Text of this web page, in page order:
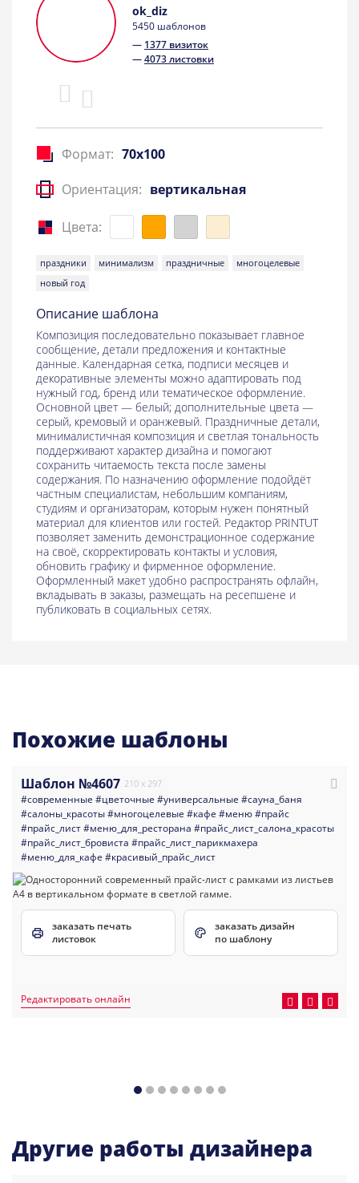
ok_diz
5450 шаблонов
— 1377 визиток
—4073 листовки
Формат: 70x100
Ориентация: вертикальная
Цвета:
праздники минимализм праздничные
многоцелевые
новый год
Описание шаблона
Композиция последовательно показывает главное
сообщение, детали предложения и контактные
данные. Календарная сетка, подписи месяцев и
декоративные элементы можно адаптировать под
нужный год, бренд или тематическое оформление.
Основной цвет — белый; дополнительные цвета —
серый, кремовый и оранжевый. Праздничные детали,
минималистичная композиция и светлая тональность
поддерживают характер дизайна и помогают
сохранить читаемость текста после замены
содержания. По назначению оформление подойдёт
частным специалистам, небольшим компаниям,
студиям и организаторам, которым нужен понятный
материал для клиентов или гостей. Редактор PRINTUT
позволяет заменить демонстрационное содержание
на своё, скорректировать контакты и условия,
обновить графику и фирменное оформление.
Оформленный макет удобно распространять офлайн,
вкладывать в заказы, размещать на ресепшене и
публиковать в социальных сетях.
Похожие шаблоны
Шаблон №4607 210 x 297
#современные #цветочные #универсальные #сауна_баня
#салоны_красоты#многоцелевые #кафе #меню#прайс
#прайс_лист#меню_для_ресторана #прайс_лист_салона_красоты
#прайс_лист_бровиста #прайс_лист_парикмахера
#меню_для_кафе #красивый_прайс_лист
заказать печать
листовок
заказать дизайн
по шаблону
Редактировать онлайн
Другие работы дизайнера